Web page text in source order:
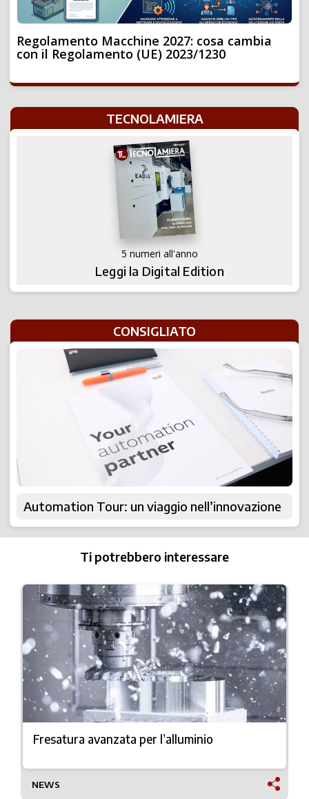
Regolamento Macchine 2027: cosa cambia
con il Regolamento (UE) 2023/1230
TECNOLAMIERA
5 numeri all'anno
Leggi la Digital Edition
CONSIGLIATO
Automation Tour: un viaggio nell’innovazione
Ti potrebbero interessare
Fresatura avanzata per l’alluminio
NEWS